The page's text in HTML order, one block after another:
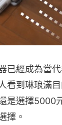
已經成為當
看到琳琅滿
是選擇5000
擇。